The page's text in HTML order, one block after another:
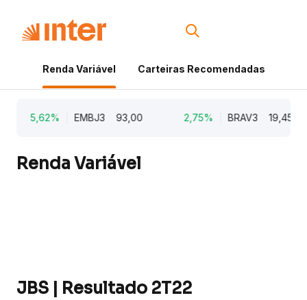
Renda Variável Carteiras Recomendadas
5,62% EMBJ3 93,00 2,75% BRAV3 19,45
Renda Variável
JBS | Resultado 2T22